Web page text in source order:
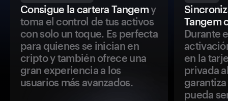
Consigue la cartera Tangemy
toma el control de tus activos
con solo un toque. Es perfecta
para quienes se inician en
cripto y también ofrece una
gran experiencia a los
usuarios más avanzados.
Tangem
Durante
en la
privada
pueda